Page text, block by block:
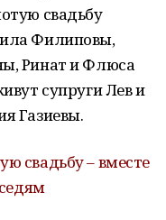
свадьбу
Филиповы,
Ринат и Флюса
супруги Лев и
Газиевы.
свадьбу – вместе